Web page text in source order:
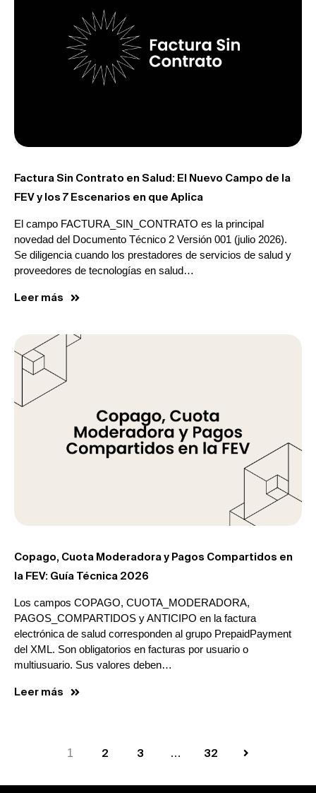
Factura Sin Contrato en Salud: El Nuevo Campo de la
FEV y los 7 Escenarios en que Aplica
El campo FACTURA_SIN_CONTRATO es la principal
novedad del Documento Técnico 2 Versión 001 (julio 2026).
Se diligencia cuando los prestadores de servicios de salud y
proveedores de tecnologías en salud…
Leer más
Copago, Cuota Moderadora y Pagos Compartidos en
la FEV: Guía Técnica 2026
Los campos COPAGO, CUOTA_MODERADORA,
PAGOS_COMPARTIDOS y ANTICIPO en la factura
electrónica de salud corresponden al grupo PrepaidPayment
del XML. Son obligatorios en facturas por usuario o
multiusuario. Sus valores deben…
Leer más
1 2 3 … 32